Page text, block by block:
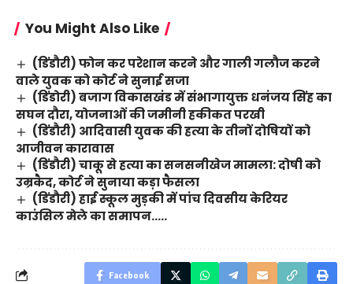
You Might Also Like
(डिंडौरी) फोन कर परेशान करने और गाली गलौज करने
वाले युवक को कोर्ट ने सुनाई सजा
(डिंडोरी) बजाग विकासखंड में संभागायुक्त धनंजय सिंह का
सघन दौरा, योजनाओं की जमीनी हकीकत परखी
(डिंडौरी) आदिवासी युवक की हत्या के तीनों दोषियों को
आजीवन कारावास
(डिंडौरी) चाकू से हत्या का सनसनीखेज मामला: दोषी को
उम्रकैद, कोर्ट ने सुनाया कड़ा फैसला
(डिंडौरी) हाई स्कूल मुड़की में पांच दिवसीय केरियर
काउंसिल मेले का समापन…..
Facebook